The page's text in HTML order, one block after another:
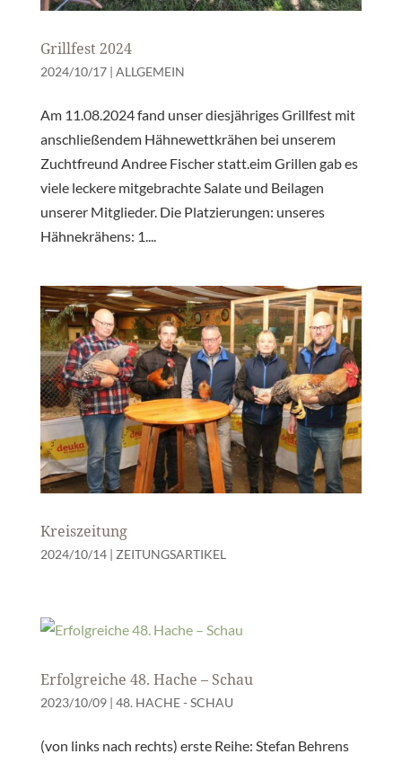
Grillfest 2024
2024/10/17| ALLGEMEIN
Am 11.08.2024 fand unser diesjähriges Grillfest mit
anschließendem Hähnewettkrähen bei unserem
Zuchtfreund Andree Fischer statt.eim Grillen gab es
viele leckere mitgebrachte Salate und Beilagen
unserer Mitglieder. Die Platzierungen: unseres
Hähnekrähens: 1....
Kreiszeitung
2024/10/14| ZEITUNGSARTIKEL
Erfolgreiche 48. Hache – Schau
2023/10/09| 48. HACHE - SCHAU
(von links nach rechts) erste Reihe: Stefan Behrens